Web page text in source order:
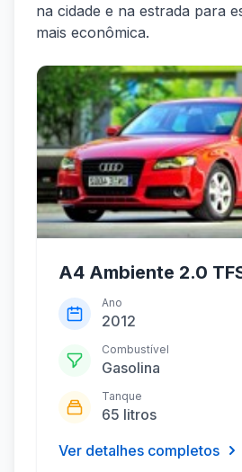
na cidade e na estrada para
mais econômica.
A4 Ambiente 2.0
Ano
2012
Combustível
Gasolina
Tanque
65 litros
Ver detalhes completos